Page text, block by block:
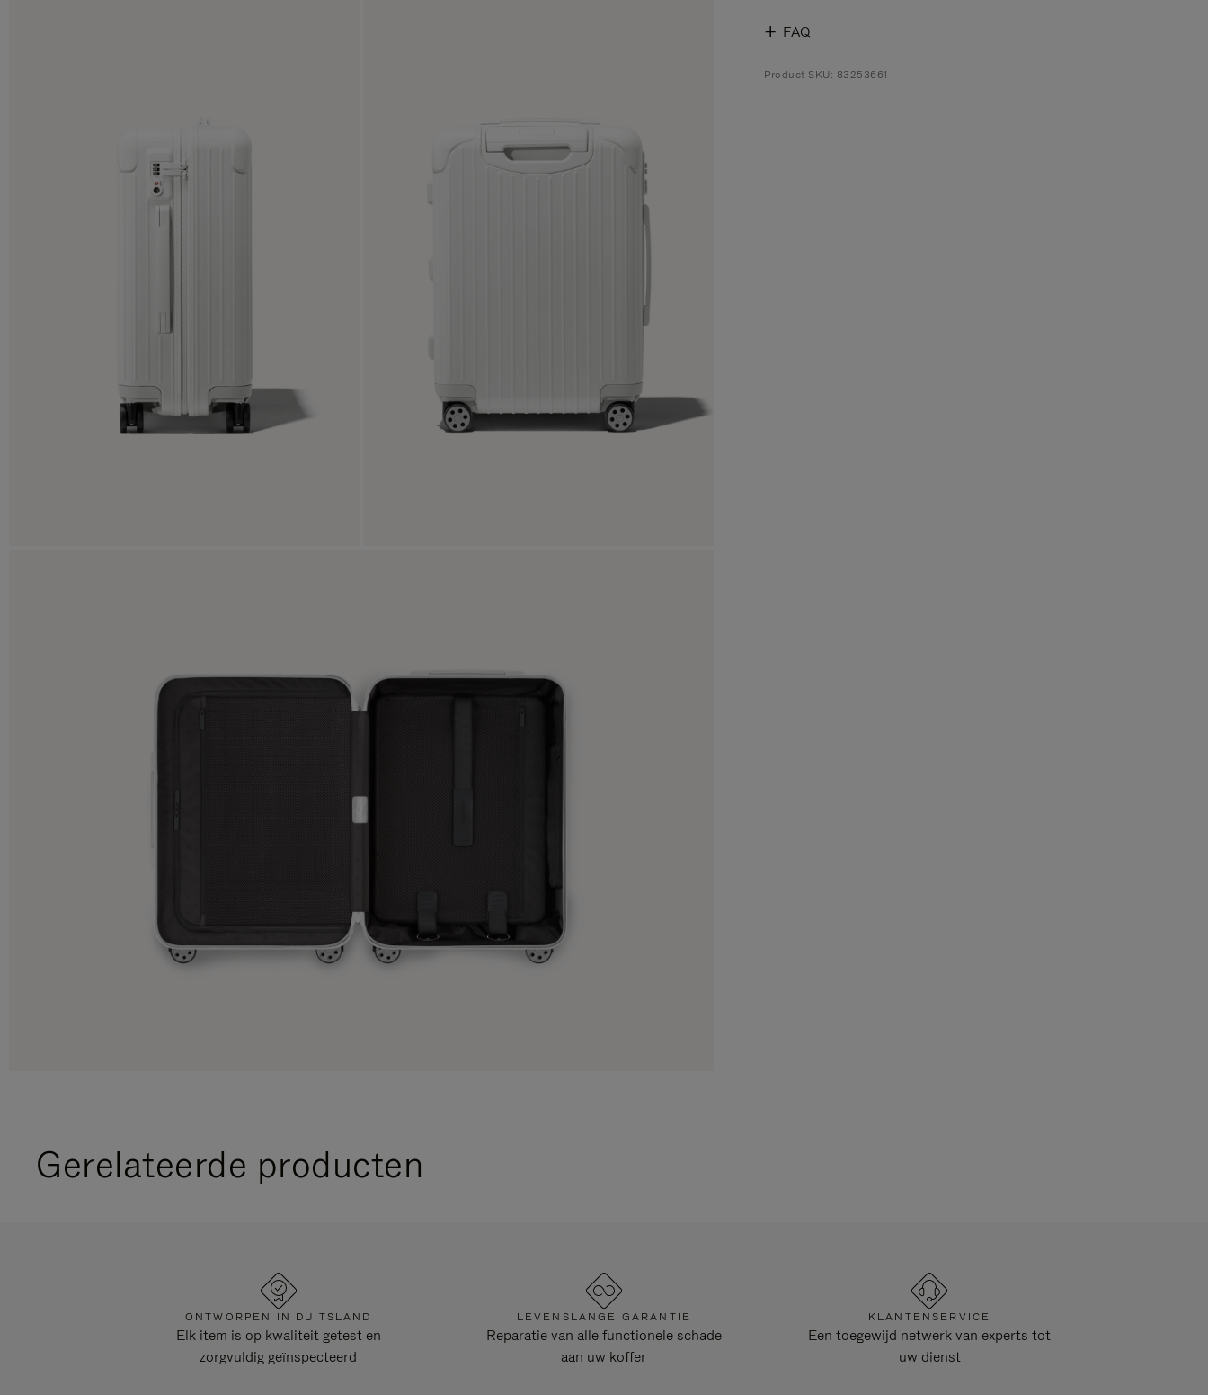
FAQ
Product SKU: 83253661
Gerelateerde producten
ONTWORPEN IN DUITSLAND
Elk item is op kwaliteit getest en
zorgvuldig geïnspecteerd
LEVENSLANGE GARANTIE
Reparatie van alle functionele schade
aan uw koffer
KLANTENSERVICE
Een toegewijd netwerk van experts tot
uw dienst